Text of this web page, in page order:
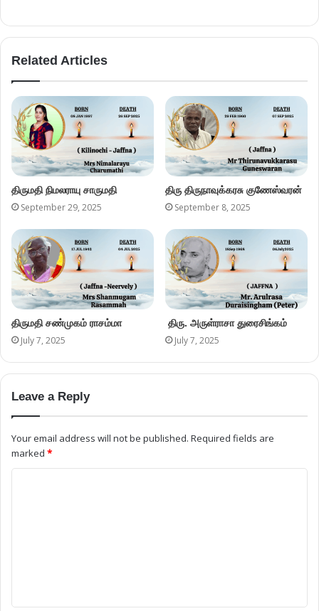
Related Articles
திருமதி நிமலராயு சாருமதி
September 29, 2025
திரு திருநாவுக்கரசு குணேஸ்வரன்
September 8, 2025
திருமதி சண்முகம் ராசம்மா
July 7, 2025
திரு. அருள்ராசா துரைசிங்கம்
July 7, 2025
Leave a Reply
Your email address will not be published. Required fields are
marked *